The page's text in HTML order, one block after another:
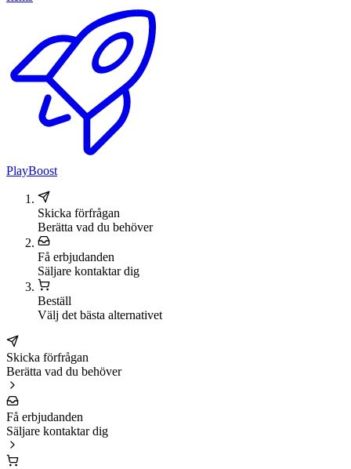
PlayBoost
Skicka förfrågan
Berätta vad du behöver
Få erbjudanden
Säljare kontaktar dig
Beställ
Välj det bästa alternativet
Skicka förfrågan
Berätta vad du behöver
Få erbjudanden
Säljare kontaktar dig